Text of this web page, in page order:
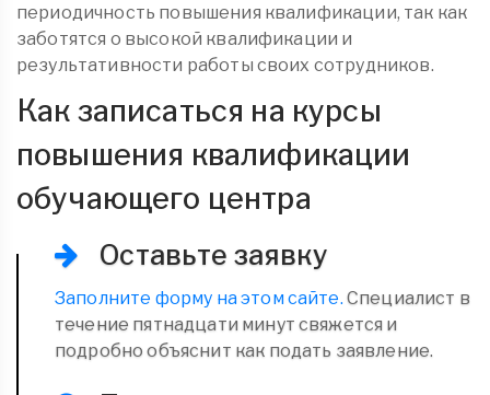
периодичность повышения квалификации, так как
заботятся о высокой квалификации и
результативности работы своих сотрудников.
Как записаться на курсы
повышения квалификации
обучающего центра
Оставьте заявку
Заполните форму на этом сайте. Специалист в
течение пятнадцати минут свяжется и
подробно объяснит как подать заявление.